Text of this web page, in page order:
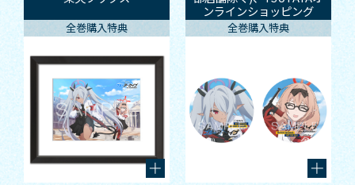
全巻購入特典
ンラインショッピング
全巻購入特典